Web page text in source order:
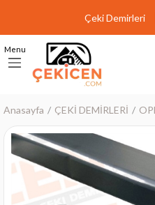
Çeki Demirleri
Menu
Anasayfa ÇEKİ DEMİRLERİ